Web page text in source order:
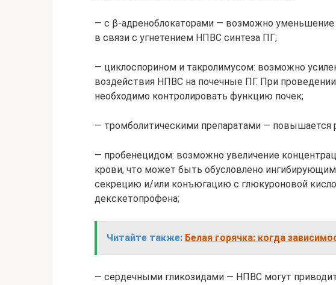
— с β-адреноблокаторами — возможно уменьшение
в связи с угнетением НПВС синтеза ПГ;
— циклоспорином и такролимусом: возможно
воздействия НПВС на почечные ПГ. При
необходимо контролировать функцию почек;
— тромболитическими препаратами — повышается
— пробенецидом: возможно увеличение
крови, что может быть обусловлено
секрецию и/или конъюгацию с глюкуроновой
декскетопрофена;
Читайте также: Белая горячка: когда
— сердечными гликозидами — НПВС могут